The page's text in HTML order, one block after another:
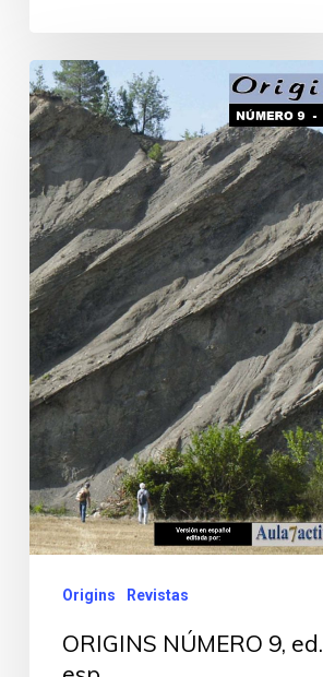
Origins Revistas
ORIGINS NÚMERO 9, ed.